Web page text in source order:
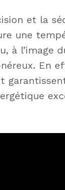
et la
une
l’image
En